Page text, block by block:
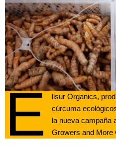
E
lisur Organics,
cúrcuma
la nueva campaña
Growers and More